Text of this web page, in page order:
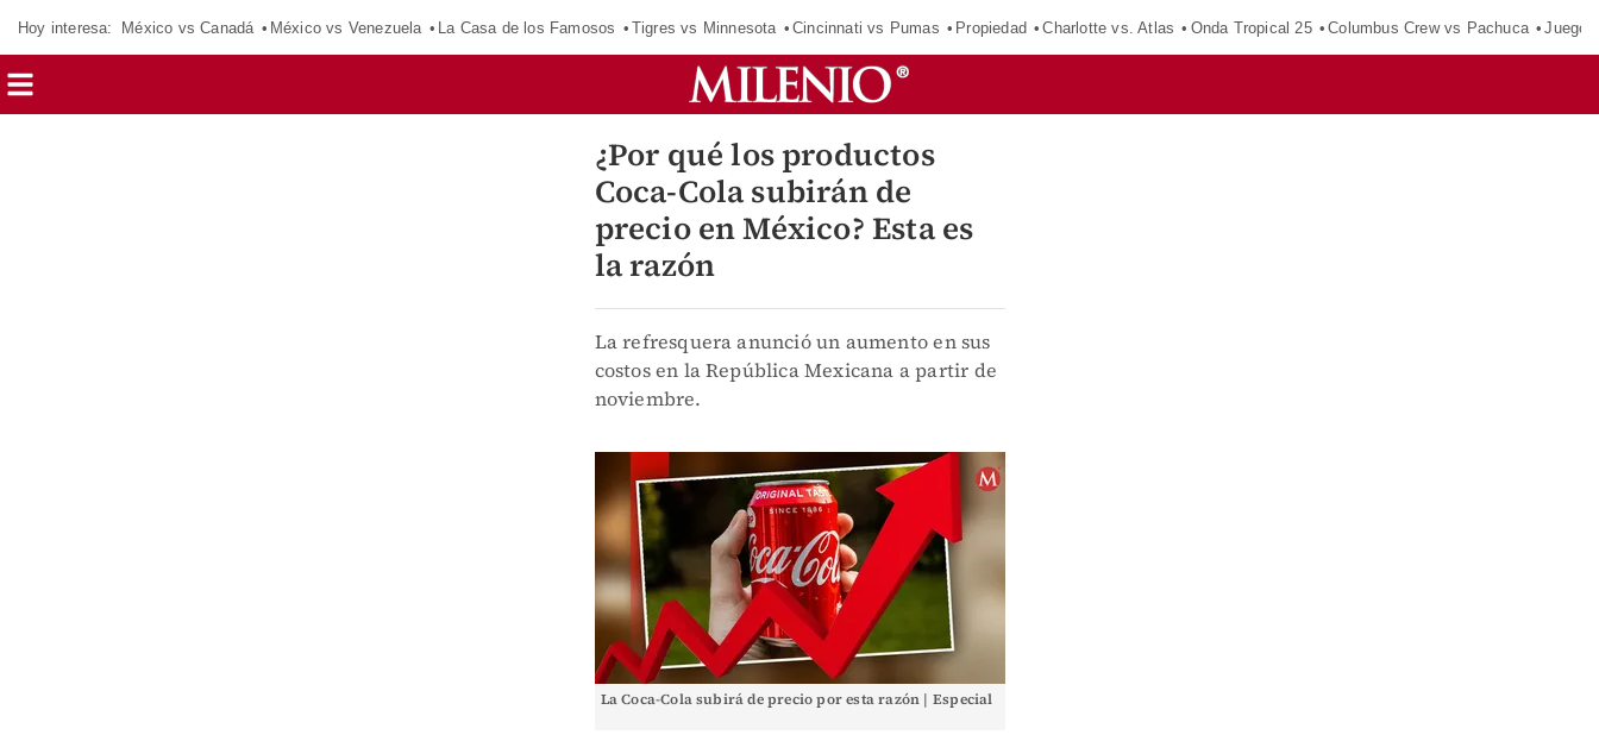
Hoy interesa: México vs Canadá México vs Venezuela La Casa de los Famosos Tigres vs Minnesota Cincinnati vs Pumas Propiedad Charlotte vs. Atlas Onda Tropical 25 Columbus Crew vs Pachuca
¿Por qué los productos
Coca-Cola subirán de
precio en México? Esta es
la razón
La refresquera anunció un aumento en sus
costos en la República Mexicana a partir de
noviembre.
La Coca-Cola subirá de precio por esta razón | Especial